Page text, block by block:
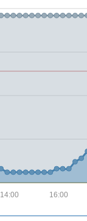
16:00
14:00